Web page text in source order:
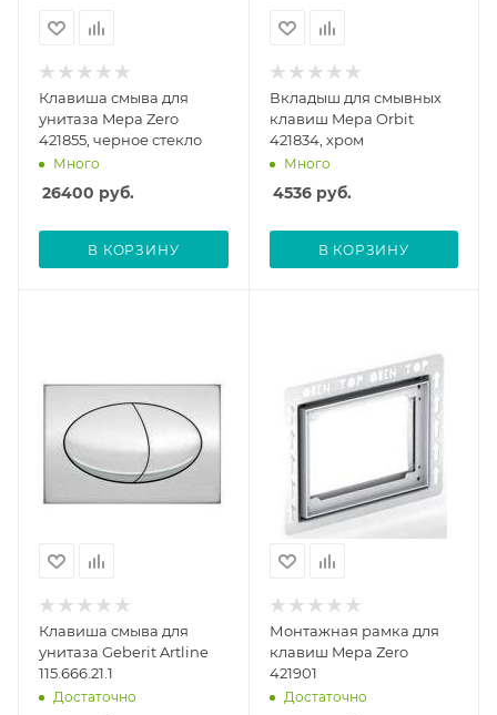
Клавиша смыва для
унитаза Mepa Zero
421855, черное стекло
Много
26400 руб.
В КОРЗИНУ
Вкладыш для смывных
клавиш Mepa Orbit
421834, хром
Много
4536руб.
В КОРЗИНУ
Клавиша смыва для
унитаза Geberit Artline
115.666.21.1
Достаточно
Монтажная рамка для
клавиш Mepa Zero
421901
Достаточно